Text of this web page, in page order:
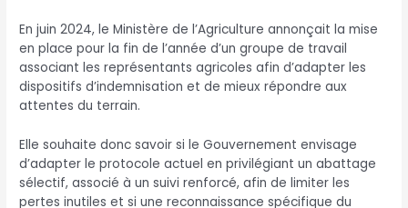
En juin 2024, le Ministère de l’Agriculture annonçait la mise
en place pour la fin de l’année d’un groupe de travail
associant les représentants agricoles afin d’adapter les
dispositifs d’indemnisation et de mieux répondre aux
attentes du terrain.
Elle souhaite donc savoir si le Gouvernement envisage
d’adapter le protocole actuel en privilégiant un abattage
sélectif, associé à un suivi renforcé, afin de limiter les
pertes inutiles et si une reconnaissance spécifique du